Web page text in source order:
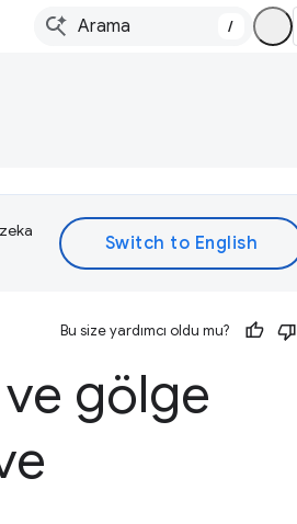
/
Bu size yardımcı oldu mu?
ve gölge